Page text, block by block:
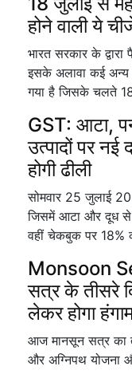
होने वाली ये
भारत सरकार के
इसके अलावा कई अन्य
गया है जिसके चलते
GST: आटा,
उत्पादों पर
होगी ढीली
सोमवार 25 जुलाई
जिसमें आटा और दूध से
वहीं चेकबुक पर 18%
Monsoon
सत्र के तीसरे
लेकर होगा
आज मानसून सत्र का
और अग्निपथ योजना